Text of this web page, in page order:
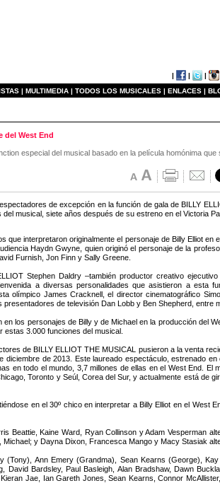
| | |
| MULTIMEDIA | TODOS LOS MUSICALES | ENLACES |
del West End
especial del musical basado en la película homónima
de excepción en la función de gala de BILLY
musical, siete años después de su estreno en el Victoria
que interpretaron originalmente el personaje de Billy Elliot en
Haydn Gwyne, quien originó el personaje de la
Furnish, Jon Finn y Sally Greene.
Stephen Daldry –también productor creativo
a diversas personalidades que asistieron a esta
olímpico James Cracknell, el director cinematográfico
presentadores de televisión Dan Lobb y Ben Shepherd, entre
los personajes de Billy y de Michael en la producción del
estas 3.000 funciones del musical.
de BILLY ELLIOT THE MUSICAL pusieron a la venta
diciembre de 2013. Este laureado espectáculo, estrenado
en todo el mundo, 3,7 millones de ellas en el West End. El
Toronto y Seúl, Corea del Sur, y actualmente está de
en el 30º chico en interpretar a Billy Elliot en el West
Beattie, Kaine Ward, Ryan Collinson y Adam Vesperman
y Dayna Dixon, Francesca Mango y Macy Stasiak
Ann Emery (Grandma), Sean Kearns (George),
Bardsley, Paul Basleigh, Alan Bradshaw, Dawn
Jae, Ian Gareth Jones, Sean Kearns, Connor